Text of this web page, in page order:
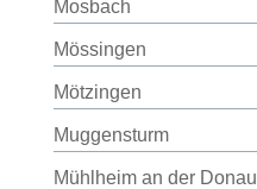
Mosbach
Mössingen
Mötzingen
Muggensturm
Mühlheim an der Donau